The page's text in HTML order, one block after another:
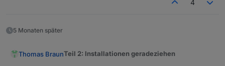
4
5 Monaten später
Thomas BraunTeil 2: Installationen geradeziehen